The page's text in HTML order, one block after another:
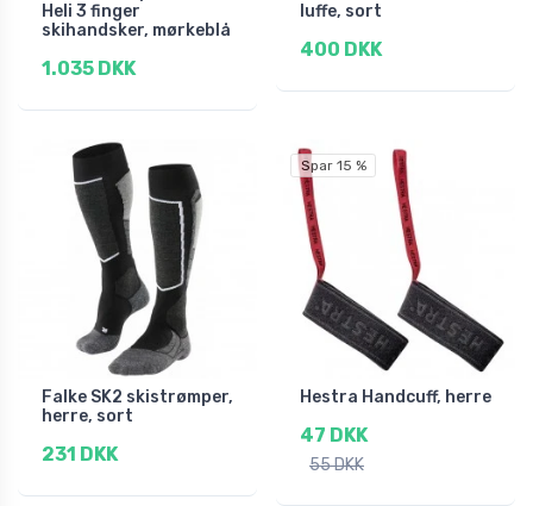
Heli 3 finger
skihandsker, mørkeblå
1.035 DKK
luffe, sort
400 DKK
Falke SK2 skistrømper,
herre, sort
231 DKK
Spar 15 %
Hestra Handcuff, herre
47 DKK
55 DKK